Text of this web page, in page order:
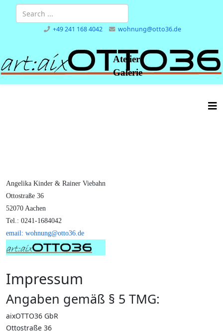
+49 241 168 4042 wohnung@otto36.de
Atelier
Galerie
Angelika Kinder & Rainer Viebahn
Ottostraße 36
52070 Aachen
Tel.: 0241-1684042
email: wohnung@otto36.de
Impressum
Angaben gemäß § 5 TMG:
aixOTTO36 GbR
Ottostraße 36